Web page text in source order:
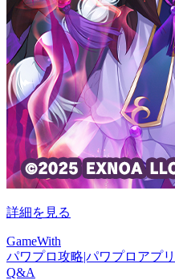
詳細を見る
GameWith
パワプロ攻略|パワプロアプ
Q&A